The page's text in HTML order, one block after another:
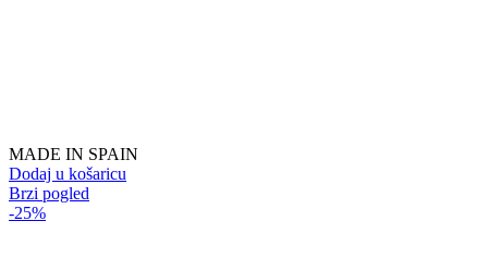
MADE IN SPAIN
Dodaj u košaricu
Brzi pogled
-25%